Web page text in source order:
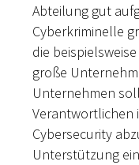
Abteilung gut
Cyberkriminelle
die
große
Unternehmen
Verantwortlichen
Cybersecurity
Unterstützung